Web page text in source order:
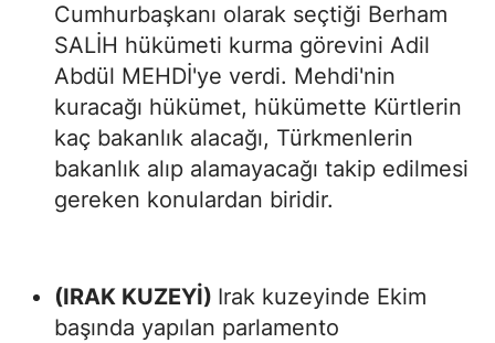
Cumhurbaşkanı olarak seçtiği Berham
SALİH hükümeti kurma görevini Adil
Abdül MEHDİ'ye verdi. Mehdi'nin
kuracağı hükümet, hükümette Kürtlerin
kaç bakanlık alacağı, Türkmenlerin
bakanlık alıp alamayacağı takip edilmesi
gereken konulardan biridir.
(IRAK KUZEYİ) Irak kuzeyinde Ekim
başında yapılan parlamento